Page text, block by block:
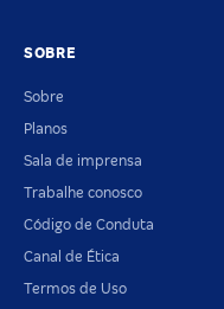
SOBRE
Sobre
Planos
Sala de imprensa
Trabalhe conosco
Código de Conduta
Canal de Ética
Termos de Uso